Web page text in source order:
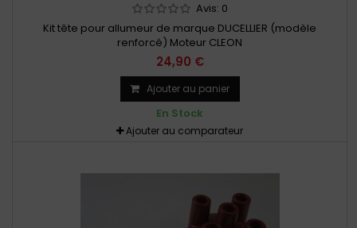
Avis: 0
Kit tête pour allumeur de marque DUCELLIER (modèle
renforcé) Moteur CLEON
24,90 €
Ajouter au panier
En Stock
Ajouter au comparateur